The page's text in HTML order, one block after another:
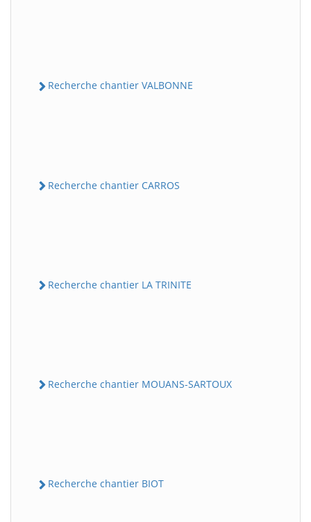
Recherche chantier VALBONNE
Recherche chantier CARROS
Recherche chantier LA TRINITE
Recherche chantier MOUANS-SARTOUX
Recherche chantier BIOT